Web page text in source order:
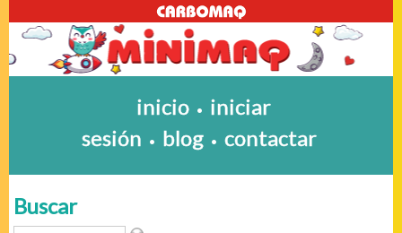
inicio • iniciar
sesión • blog • contactar
Buscar